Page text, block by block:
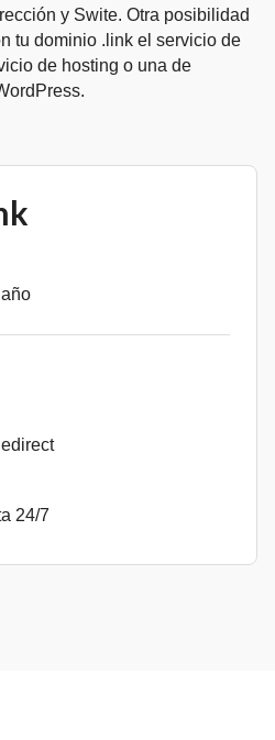
y Swite. Otra posibilidad
tu dominio .link el servicio de
de hosting o una de
24/7